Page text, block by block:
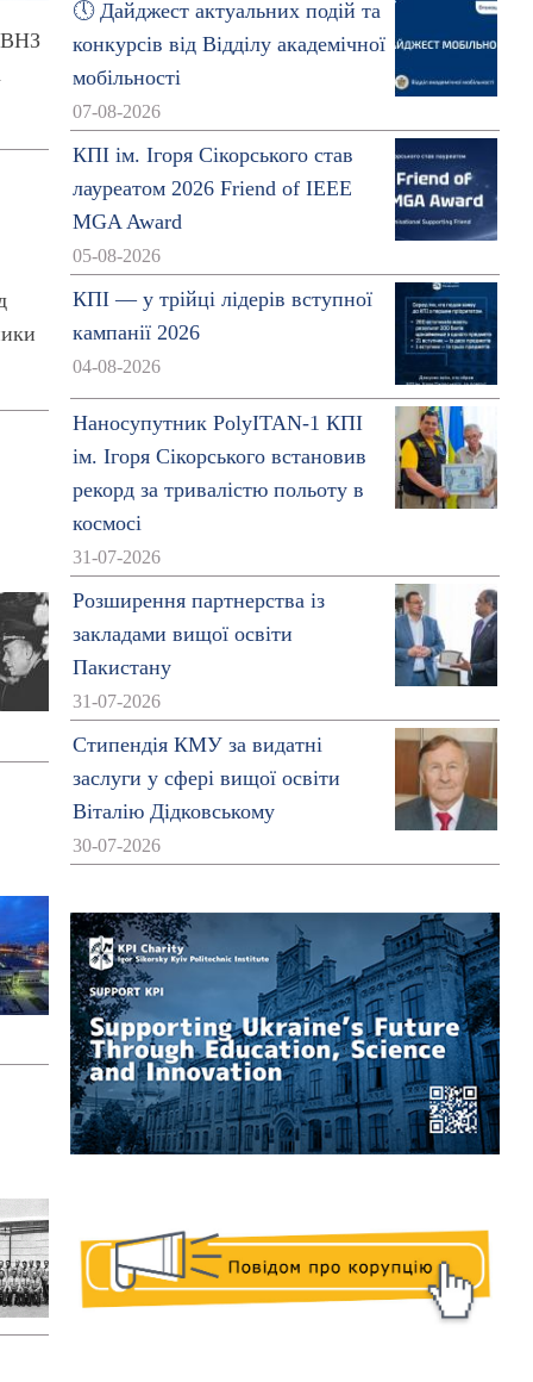
ВНЗ
🕔 Дайджест актуальних подій та
конкурсів від Відділу академічної
мобільності
07-08-2026
КПІ ім. Ігоря Сікорського став
лауреатом 2026 Friend of IEEE
MGA Award
05-08-2026
КПІ — у трійці лідерів вступної
кампанії 2026
04-08-2026
Наносупутник PolyITAN-1 КПІ
ім. Ігоря Сікорського встановив
рекорд за тривалістю польоту в
космосі
31-07-2026
Розширення партнерства із
закладами вищої освіти
Пакистану
31-07-2026
Стипендія КМУ за видатні
заслуги у сфері вищої освіти
Віталію Дідковському
30-07-2026